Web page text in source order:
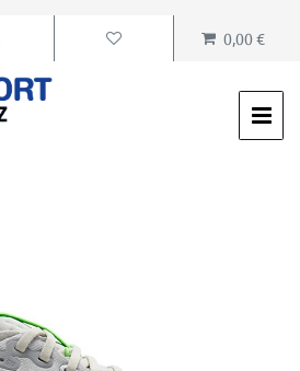
0,00 €